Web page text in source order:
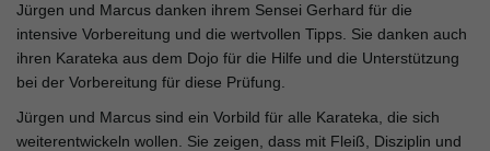
t
e
Jürgen und Marcus danken ihrem Sensei Gerhard für die
intensive Vorbereitung und die wertvollen Tipps. Sie danken auch
ihren Karateka aus dem Dojo für die Hilfe und die Unterstützung
bei der Vorbereitung für diese Prüfung.
Jürgen und Marcus sind ein Vorbild für alle Karateka, die sich
weiterentwickeln wollen. Sie zeigen, dass mit Fleiß, Disziplin und